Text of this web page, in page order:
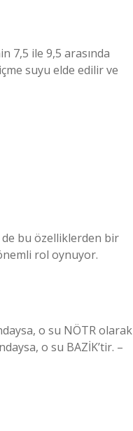
7,5 ile 9,5 arasında
suyu elde edilir ve
de bu özelliklerden bir
rol oynuyor.
o su NÖTR olarak
o su BAZİK’tir. –